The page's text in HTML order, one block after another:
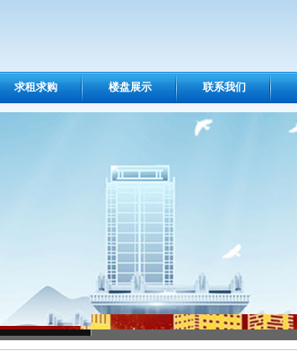
求租求购 楼盘展示 联系我们